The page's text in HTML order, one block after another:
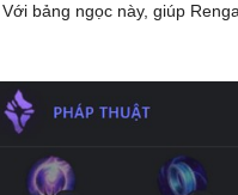
bảng ngọc này, giúp